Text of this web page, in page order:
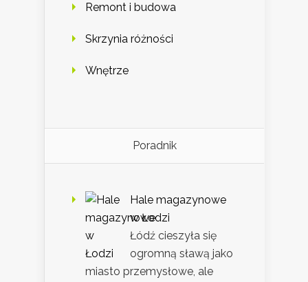
Remont i budowa
Skrzynia różności
Wnętrze
Poradnik
Hale magazynowe
w Łodzi
Łódź cieszyła się
ogromną sławą jako
miasto przemysłowe, ale